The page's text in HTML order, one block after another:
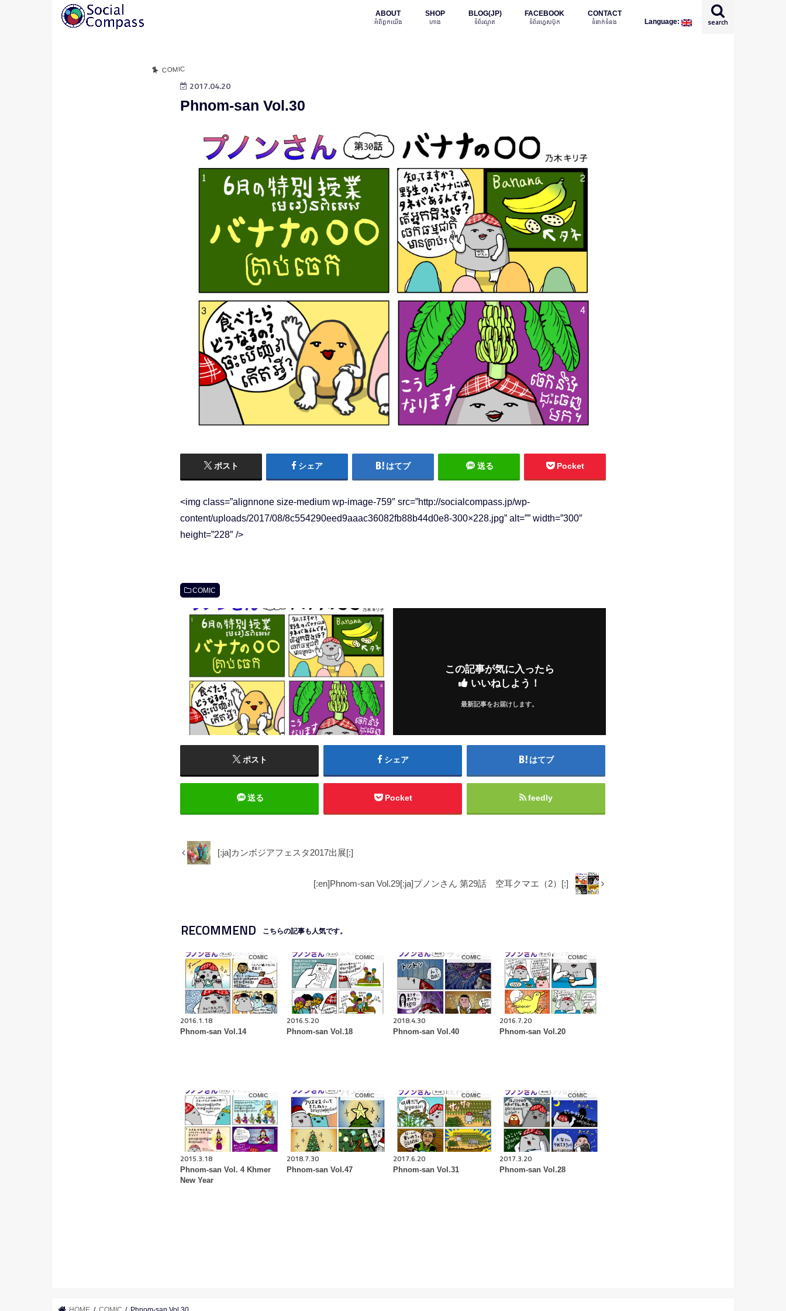
search
ABOUT
អំពី​ពួក​យើង
SHOP
ហាង
BLOG(JP)
ទំព័រណូត
FACEBOOK
ទំព័រហ្វេសប៊ុក
CONTACT
ទំនាក់ទំនង Language:
COMIC
2017.04.20
Phnom-san Vol.30
ポスト シェア はてブ 送る Pocket
<img class=”alignnone size-medium wp-image-759″ src=”http://socialcompass.jp/wp-
content/uploads/2017/08/8c554290eed9aaac36082fb88b44d0e8-300×228.jpg” alt=”” width=”300″
height=”228″ />
COMIC
この記事が気に入ったら
いいねしよう！
最新記事をお届けします。
ポスト シェア はてブ
送る Pocket feedly
[:ja]カンボジアフェスタ2017出展[:]
[:en]Phnom-san Vol.29[:ja]プノンさん 第29話 空耳クマエ（2）[:]
RECOMMEND こちらの記事も人気です。
COMIC
2016.1.18
Phnom-san Vol.14
COMIC
2016.5.20
Phnom-san Vol.18
COMIC
2018.4.30
Phnom-san Vol.40
COMIC
2016.7.20
Phnom-san Vol.20
COMIC
2015.3.18
Phnom-san Vol. 4 Khmer
New Year
COMIC
2018.7.30
Phnom-san Vol.47
COMIC
2017.6.20
Phnom-san Vol.31
COMIC
2017.3.20
Phnom-san Vol.28